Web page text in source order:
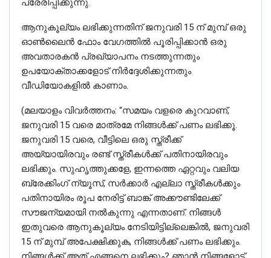
പ്രേരിപ്പിക്കുന്നു.
ആനുകൂല്യം ലഭിക്കുന്നതിന് ജനുവരി 15 ന് മുമ്പ് ഒരു
ഓൺലൈൻ ഫോം വേഗത്തിൽ പൂരിപ്പിക്കാൻ ഒരു
അവതാരകൻ പ്രഖ്യാപനം നടത്തുന്നതും
ഉപയോക്താക്കളോട് നിർദ്ദേശിക്കുന്നതും
വീഡിയോകളിൽ കാണാം.
(മലയാളം വിവർത്തനം: “സമയം വളരെ കുറവാണ്,
ജനുവരി 15 വരെ മാത്രമേ നിങ്ങൾക്ക് പണം ലഭിക്കൂ.
ജനുവരി 15 വരെ, വീട്ടിലെ ഒരു സ്ത്രീക്ക്
അയ്യായിരവും രണ്ട് സ്ത്രീകൾക്ക് പതിനായിരവും
ലഭിക്കും. സുഹൃത്തുക്കളേ, ഇന്നത്തെ ഏറ്റവും വലിയ
ബ്രേക്കിംഗ് ന്യൂസ്, സർക്കാർ എല്ലാ സ്ത്രീകൾക്കും
പതിനായിരം രൂപ നേരിട്ട് ബാങ്ക് അക്കൗണ്ടിലേക്ക്
സൗജന്യമായി നൽകുന്നു എന്നതാണ്. നിങ്ങൾ
ഇതുവരെ ആനുകൂല്യം നേടിയിട്ടില്ലെങ്കിൽ, ജനുവരി
15 ന് മുമ്പ് അപേക്ഷിക്കുക, നിങ്ങൾക്ക് പണം ലഭിക്കും.